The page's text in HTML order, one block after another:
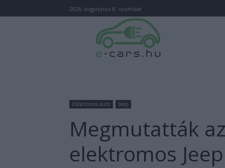
2026. augusztus 8. szombat
Elektromos autó Jeep
Megmutatták
elektromos